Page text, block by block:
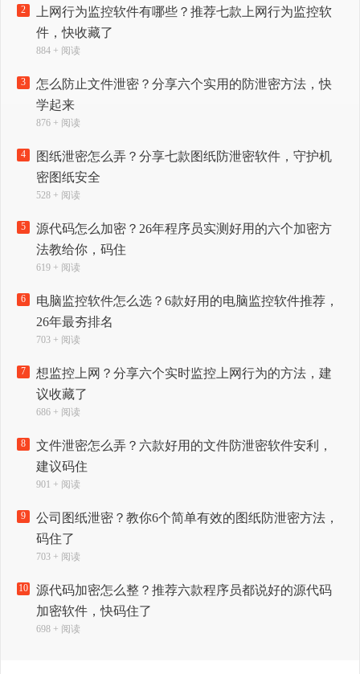
2
上网行为监控软件有哪些？推荐七款上网行为监控软
件，快收藏了
884 + 阅读
3
怎么防止文件泄密？分享六个实用的防泄密方法，快
学起来
876 + 阅读
4
图纸泄密怎么弄？分享七款图纸防泄密软件，守护机
密图纸安全
528 + 阅读
5
源代码怎么加密？26年程序员实测好用的六个加密方
法教给你，码住
619 + 阅读
6
电脑监控软件怎么选？6款好用的电脑监控软件推荐，
26年最夯排名
703 + 阅读
7
想监控上网？分享六个实时监控上网行为的方法，建
议收藏了
686 + 阅读
8
文件泄密怎么弄？六款好用的文件防泄密软件安利，
建议码住
901 + 阅读
9
公司图纸泄密？教你6个简单有效的图纸防泄密方法，
码住了
703 + 阅读
10
源代码加密怎么整？推荐六款程序员都说好的源代码
加密软件，快码住了
698 + 阅读